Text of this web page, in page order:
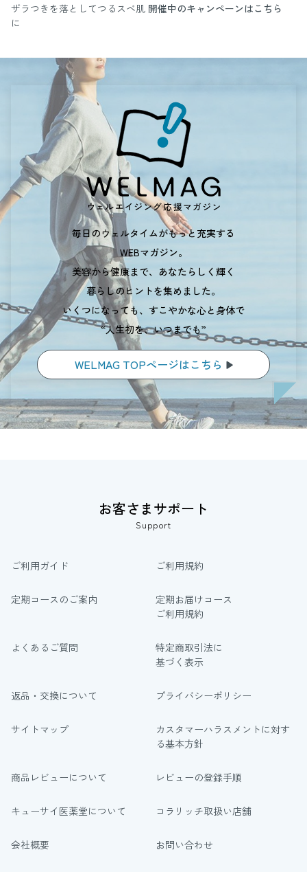
ザラつきを落としてつるスベ肌
に
開催中のキャンペーンはこちら
毎日のウェルタイムがもっと充実する
WEBマガジン。
美容から健康まで、あなたらしく輝く
暮らしのヒントを集めました。
いくつになっても、すこやかな心と身体で
“人生初を、いつまでも”
WELMAG TOPページはこちら
お客さまサポート
Support
ご利用ガイド ご利用規約
定期コースのご案内
定期お届けコース
ご利用規約
よくあるご質問
特定商取引法に
基づく表示
返品・交換について プライバシーポリシー
サイトマップ
カスタマーハラスメントに対す
る基本方針
商品レビューについて レビューの登録手順
キューサイ医薬堂について コラリッチ取扱い店舗
会社概要 お問い合わせ